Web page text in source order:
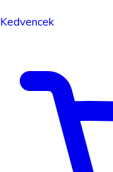
Kedvencek